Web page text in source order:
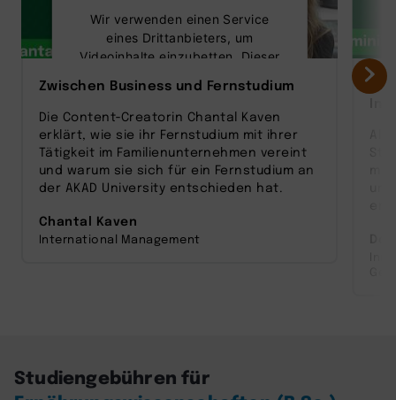
Wir verwenden einen Service
eines Drittanbieters, um
Videoinhalte einzubetten. Dieser
Aktivitäten sammeln. Bitte lesen
Sie die Details durch und stimmen
Sie der Nutzung des Service zu,
um dieses Video anzusehen.
Mehr Informationen
Zwischen Business und Fernstudium
Die Content‑Creatorin Chantal Kaven
erklärt, wie sie ihr Fernstudium mit ihrer
Tätigkeit im Familienunternehmen vereint
und warum sie sich für ein Fernstudium an
der AKAD University entschieden hat.
Chantal Kaven
International Management
Studiengebühren für